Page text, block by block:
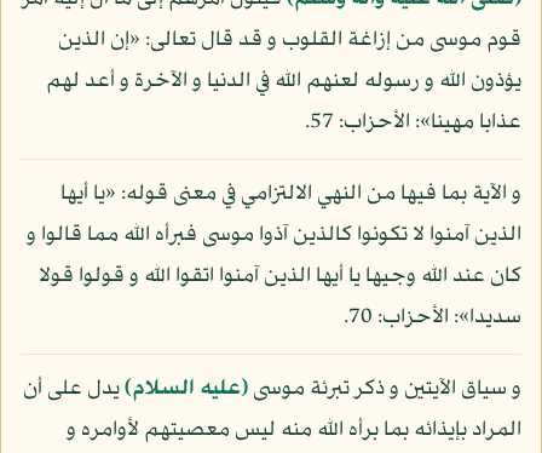
قوم موسى من إزاغة القلوب و قد قال تعالى: «إن الذين
يؤذون الله و رسوله لعنهم الله في الدنيا و الآخرة و أعد لهم
عذابا مهينا»: الأحزاب: 57.
و الآية بما فيها من النهي الالتزامي في معنى قوله: «يا أيها
الذين آمنوا لا تكونوا كالذين آذوا موسى فبرأه الله مما قالوا و
كان عند الله وجيها يا أيها الذين آمنوا اتقوا الله و قولوا قولا
سديدا»: الأحزاب: 70.
و سياق الآيتين و ذكر تبرئة موسى(عليه السلام)يدل على أن
المراد بإيذائه بما برأه الله منه ليس معصيتهم لأوامره و